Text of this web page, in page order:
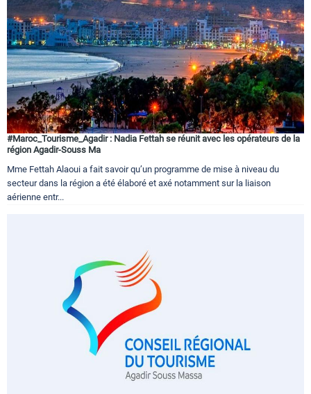
#Maroc_Tourisme_Agadir : Nadia Fettah se réunit avec les opérateurs de la
région Agadir-Souss Ma
Mme Fettah Alaoui a fait savoir qu’un programme de mise à niveau du
secteur dans la région a été élaboré et axé notamment sur la liaison
aérienne entr...